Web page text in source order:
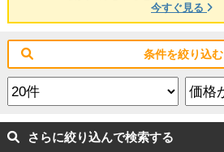
今すぐ見る
条件を絞り込む
さらに絞り込んで検索する